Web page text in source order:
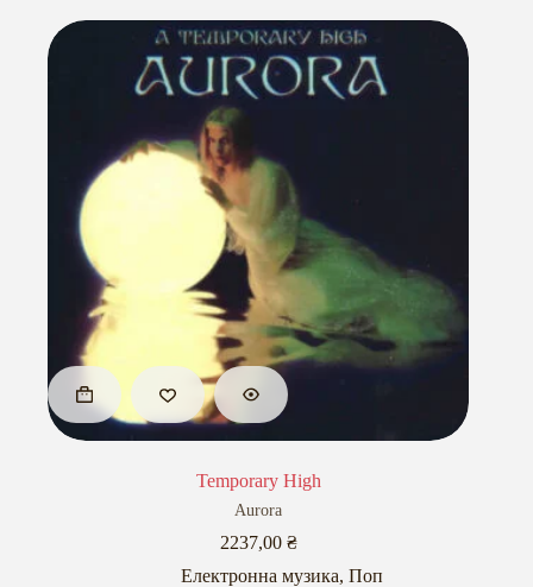
Temporary High
Aurora
2237,00 ₴
Електронна музика,Поп